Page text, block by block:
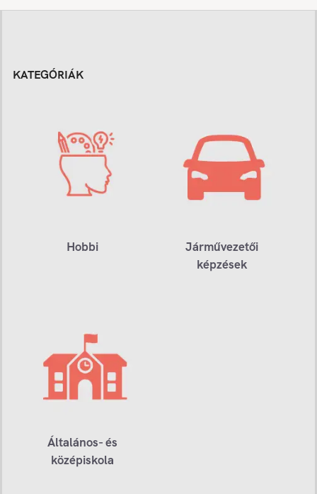
KATEGÓRIÁK
Hobbi
Járművezetői
képzések
Általános- és
középiskola